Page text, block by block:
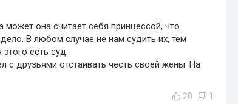
она считает себя принцессой, что
В любом случае не нам судить их, тем
есть суд.
с друзьями отстаивать честь своей жены. На
20 1